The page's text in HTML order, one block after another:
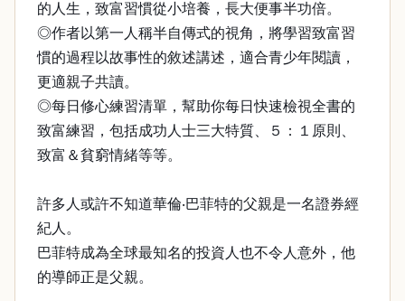
的人生，致富習慣從小培養，長大便事半功倍。
◎作者以第一人稱半自傳式的視角，將學習致富習
慣的過程以故事性的敘述講述，適合青少年閱讀，
更適親子共讀。
◎每日修心練習清單，幫助你每日快速檢視全書的
致富練習，包括成功人士三大特質、５：１原則、
致富＆貧窮情緒等等。
許多人或許不知道華倫‧巴菲特的父親是一名證券經
紀人。
巴菲特成為全球最知名的投資人也不令人意外，他
的導師正是父親。